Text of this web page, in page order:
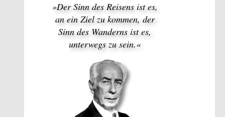
»Der Sinn des Reisens ist es,
an ein Ziel zu kommen, der
Sinn des Wanderns ist es,
unterwegs zu sein.«